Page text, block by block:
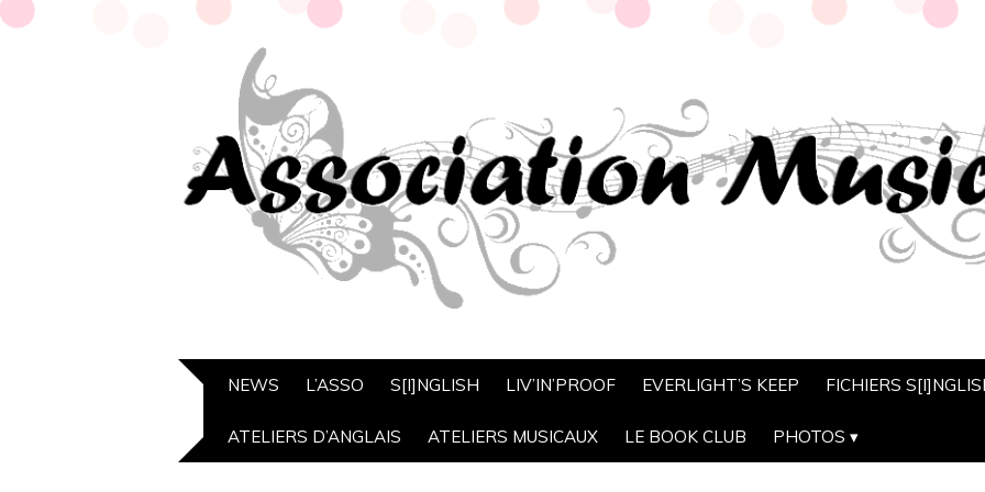
NEWS L’ASSO S[I]NGLISH LIV’IN’PROOF EVERLIGHT’S KEEP FICHIERS
ATELIERS D’ANGLAIS ATELIERS MUSICAUX LE BOOK CLUB PHOTOS